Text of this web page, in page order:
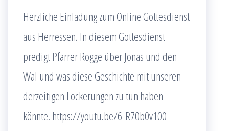
Herzliche Einladung zum Online Gottesdienst
aus Herressen. In diesem Gottesdienst
predigt Pfarrer Rogge über Jonas und den
Wal und was diese Geschichte mit unseren
derzeitigen Lockerungen zu tun haben
könnte. https://youtu.be/6-R70b0v100